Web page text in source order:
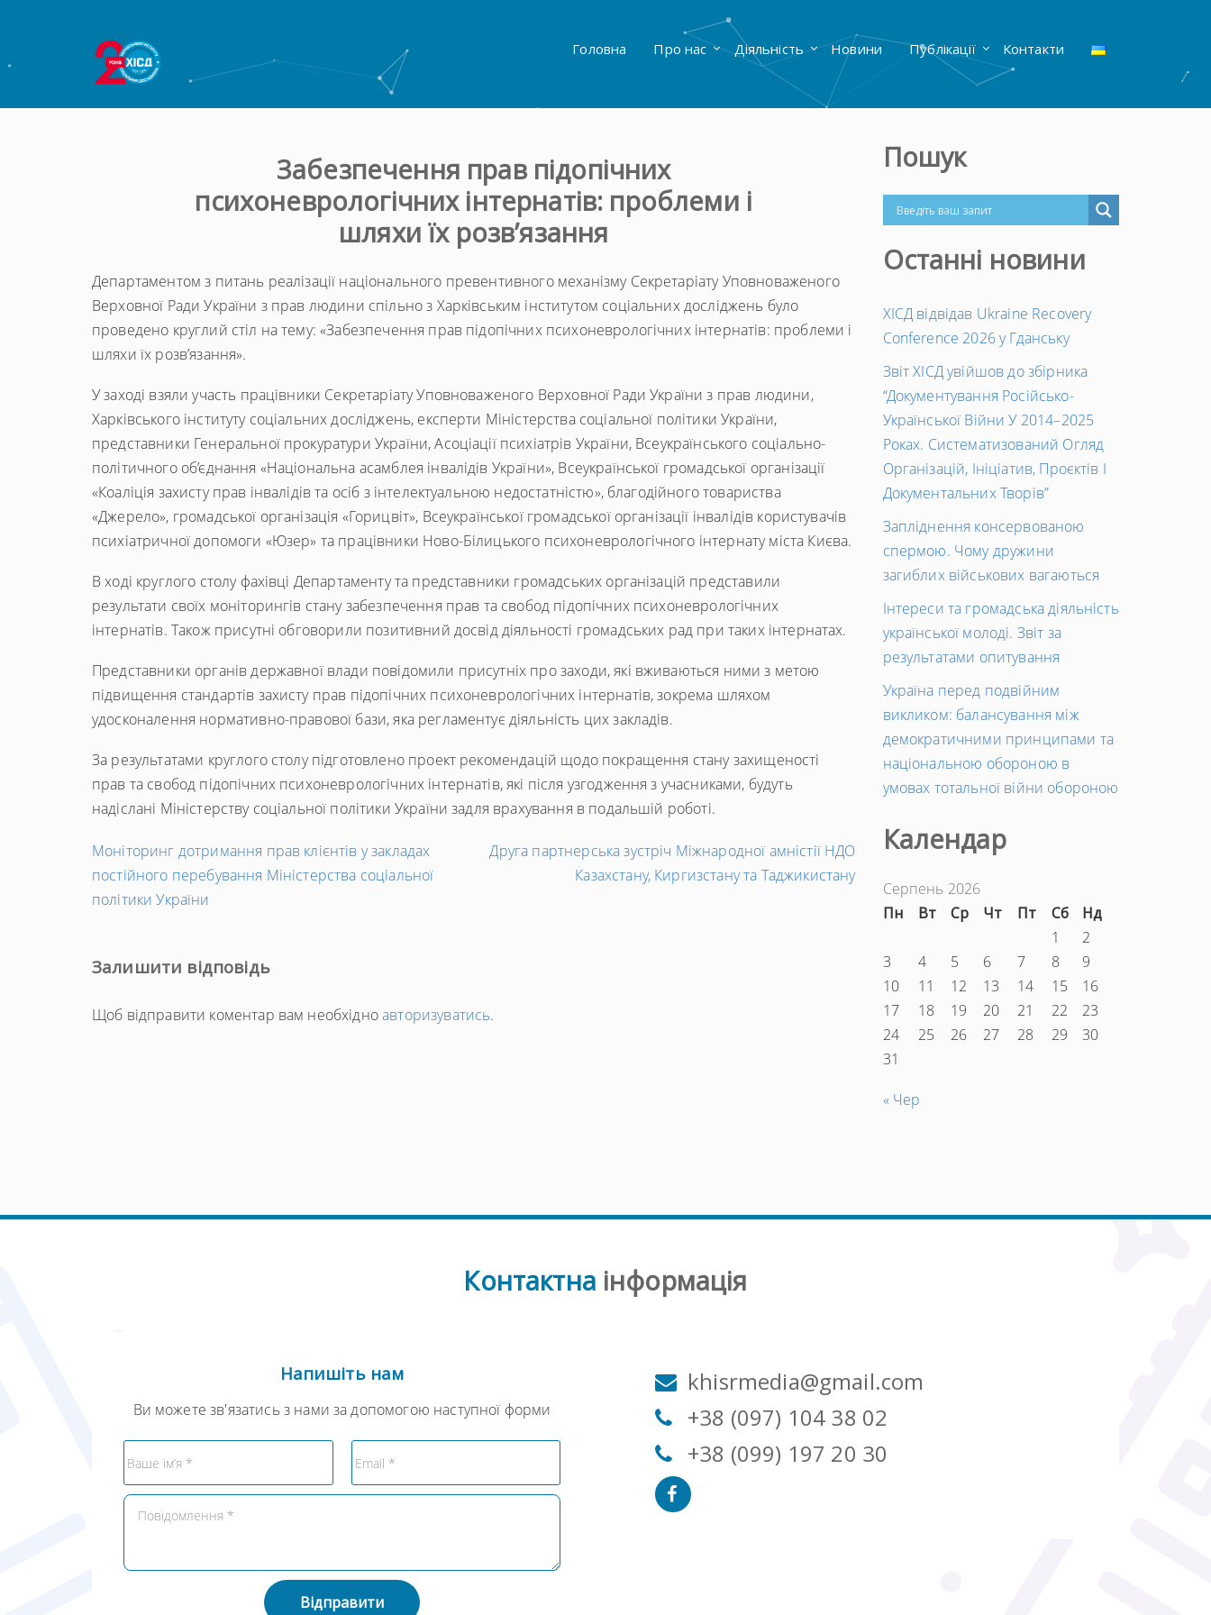
Головна Про нас Діяльність Новини Публікації Контакти
Забезпечення прав підопічних
психоневрологічних інтернатів: проблеми і
шляхи їх розв’язання
Департаментом з питань реалізації національного превентивного механізму Секретаріату Уповноваженого
Верховної Ради України з прав людини спільно з Харківським інститутом соціальних досліджень було
проведено круглий стіл на тему: «Забезпечення прав підопічних психоневрологічних інтернатів: проблеми і
шляхи їх розв’язання».
У заході взяли участь працівники Секретаріату Уповноваженого Верховної Ради України з прав людини,
Харківського інституту соціальних досліджень, експерти Міністерства соціальної політики України,
представники Генеральної прокуратури України, Асоціації психіатрів України, Всеукраїнського соціально-
політичного об’єднання «Національна асамблея інвалідів України», Всеукраїнської громадської організації
«Коаліція захисту прав інвалідів та осіб з інтелектуальною недостатністю», благодійного товариства
«Джерело», громадської організація «Горицвіт», Всеукраїнської громадської організації інвалідів користувачів
психіатричної допомоги «Юзер» та працівники Ново-Білицького психоневрологічного інтернату міста Києва.
В ході круглого столу фахівці Департаменту та представники громадських організацій представили
результати своїх моніторингів стану забезпечення прав та свобод підопічних психоневрологічних
інтернатів. Також присутні обговорили позитивний досвід діяльності громадських рад при таких інтернатах.
Представники органів державної влади повідомили присутніх про заходи, які вживаються ними з метою
підвищення стандартів захисту прав підопічних психоневрологічних інтернатів, зокрема шляхом
удосконалення нормативно-правової бази, яка регламентує діяльність цих закладів.
За результатами круглого столу підготовлено проект рекомендацій щодо покращення стану захищеності
прав та свобод підопічних психоневрологічних інтернатів, які після узгодження з учасниками, будуть
надіслані Міністерству соціальної політики України задля врахування в подальшій роботі.
←
Попередній
запис
Моніторинг дотримання прав клієнтів у закладах
постійного перебування Міністерства соціальної
політики України
Наступний
запис
Друга партнерська зустріч Міжнародної амністії НДО
Казахстану, Киргизстану та Таджикистану
Залишити відповідь
Щоб відправити коментар вам необхідноавторизуватись.
Пошук
Останні новини
ХІСД відвідав Ukraine Recovery
Conference 2026 у Гданську
Звіт ХІСД увійшов до збірника
“Документування Російсько-
Української Війни У 2014–2025
Роках. Систематизований Огляд
Організацій, Ініціатив, Проєктів І
Документальних Творів”
Запліднення консервованою
спермою. Чому дружини
загиблих військових вагаються
Інтереси та громадська діяльність
української молоді. Звіт за
результатами опитування
Україна перед подвійним
викликом: балансування між
демократичними принципами та
національною обороною в
умовах тотальної війни обороною
Календар
Серпень 2026
Пн
Вт Ср Чт Пт Сб
Нд
1
2
3
4 5 6 7 8
9
10
11 12 13 14 15
16
17
18 19 20 21 22
23
24
25 26 27 28 29
30
31
« Чер
Контактна інформація
Напишіть нам
Ви можете зв'язатись з нами за допомогою наступної форми
Відправити
khisrmedia@gmail.com
+38 (097) 104 38 02
+38 (099) 197 20 30